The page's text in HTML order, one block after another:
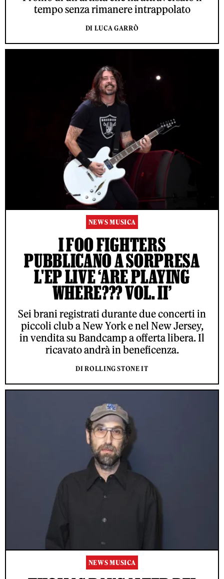
tempo senza rimanere intrappolato
DI LUCA GARRÒ
NEWS MUSICA
I FOO FIGHTERS
PUBBLICANO A SORPRESA
L'EP LIVE ‘ARE PLAYING
WHERE??? VOL. II’
Sei brani registrati durante due concerti in
piccoli club a New York e nel New Jersey,
in vendita su Bandcamp a offerta libera. Il
ricavato andrà in beneficenza.
DI ROLLING STONE IT
NEWS MUSICA